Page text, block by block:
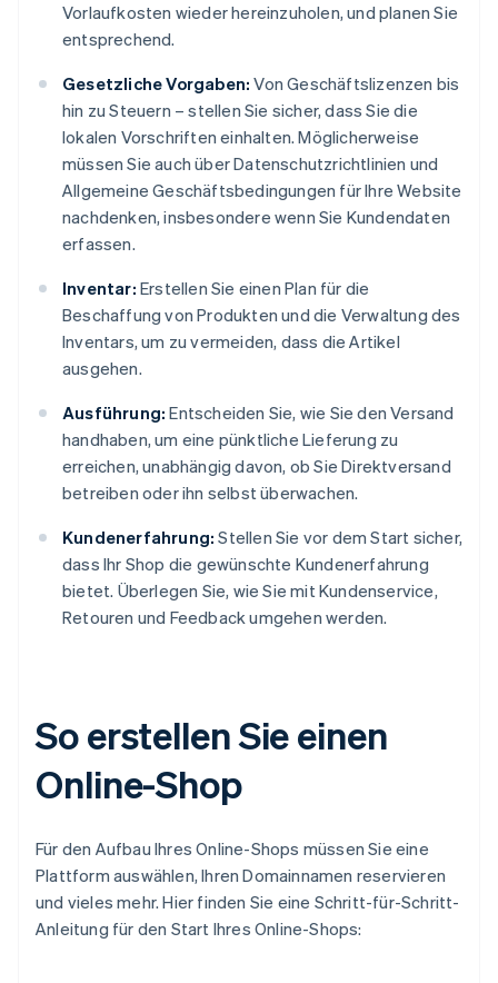
Vorlaufkosten wieder hereinzuholen, und planen Sie
entsprechend.
Gesetzliche Vorgaben: Von Geschäftslizenzen bis
hin zu Steuern – stellen Sie sicher, dass Sie die
lokalen Vorschriften einhalten. Möglicherweise
müssen Sie auch über Datenschutzrichtlinien und
Allgemeine Geschäftsbedingungen für Ihre Website
nachdenken, insbesondere wenn Sie Kundendaten
erfassen.
Inventar: Erstellen Sie einen Plan für die
Beschaffung von Produkten und die Verwaltung des
Inventars, um zu vermeiden, dass die Artikel
ausgehen.
Ausführung: Entscheiden Sie, wie Sie den Versand
handhaben, um eine pünktliche Lieferung zu
erreichen, unabhängig davon, ob Sie Direktversand
betreiben oder ihn selbst überwachen.
Kundenerfahrung: Stellen Sie vor dem Start sicher,
dass Ihr Shop die gewünschte Kundenerfahrung
bietet. Überlegen Sie, wie Sie mit Kundenservice,
Retouren und Feedback umgehen werden.
So erstellen Sie einen
Online-Shop
Für den Aufbau Ihres Online-Shops müssen Sie eine
Plattform auswählen, Ihren Domainnamen reservieren
und vieles mehr. Hier finden Sie eine Schritt-für-Schritt-
Anleitung für den Start Ihres Online-Shops: